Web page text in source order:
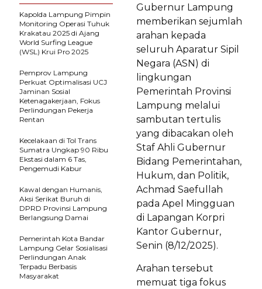
Gubernur Lampung
memberikan sejumlah
arahan kepada
seluruh Aparatur Sipil
Negara (ASN) di
lingkungan
Pemerintah Provinsi
Lampung melalui
sambutan tertulis
yang dibacakan oleh
Staf Ahli Gubernur
Bidang Pemerintahan,
Hukum, dan Politik,
Achmad Saefullah
pada Apel Mingguan
di Lapangan Korpri
Kantor Gubernur,
Senin (8/12/2025).
Arahan tersebut
memuat tiga fokus
Kapolda Lampung Pimpin
Monitoring Operasi Tuhuk
Krakatau 2025 di Ajang
World Surfing League
(WSL) Krui Pro 2025
Pemprov Lampung
Perkuat Optimalisasi UCJ
Jaminan Sosial
Ketenagakerjaan, Fokus
Perlindungan Pekerja
Rentan
Kecelakaan di Tol Trans
Sumatra Ungkap 90 Ribu
Ekstasi dalam 6 Tas,
Pengemudi Kabur
Kawal dengan Humanis,
Aksi Serikat Buruh di
DPRD Provinsi Lampung
Berlangsung Damai
Pemerintah Kota Bandar
Lampung Gelar Sosialisasi
Perlindungan Anak
Terpadu Berbasis
Masyarakat